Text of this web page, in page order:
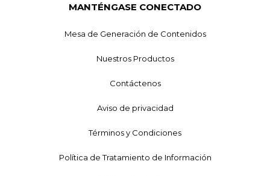
MANTÉNGASE CONECTADO
Mesa de Generación de Contenidos
Nuestros Productos
Contáctenos
Aviso de privacidad
Términos y Condiciones
Política de Tratamiento de Información